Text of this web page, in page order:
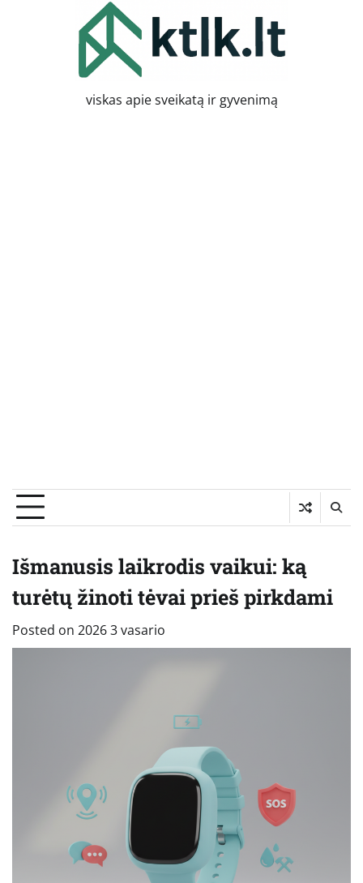
viskas apie sveikatą ir gyvenimą
Išmanusis laikrodis vaikui: ką
turėtų žinoti tėvai prieš pirkdami
Posted on 2026 3 vasario